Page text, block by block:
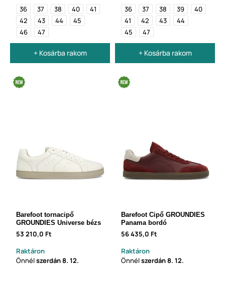
36 37 38 40
41
42
43 44
45
46
47
+ Kosárba rakom
36 37 38 39
40
41
42 43
44
45
47
+ Kosárba rakom
Barefoot tornacipő
GROUNDIES Universe bézs
53 210,0 Ft
Raktáron
Önnélszerdán8. 12.
Barefoot Cipő GROUNDIES
Panama bordó
56 435,0 Ft
Raktáron
Önnélszerdán8. 12.